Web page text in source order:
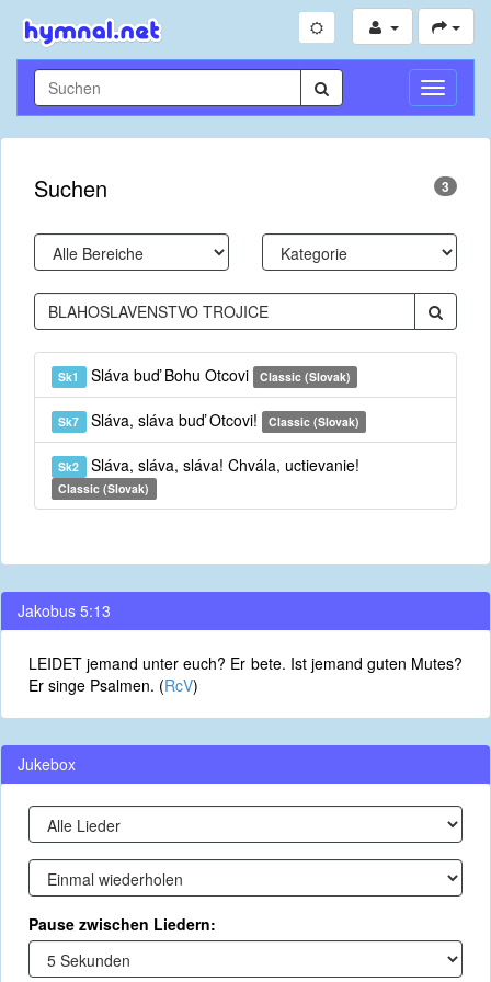
Suchen 3
Sk1 Sláva buď Bohu Otcovi Classic (Slovak)
Sk7 Sláva, sláva buď Otcovi! Classic (Slovak)
Sk2 Sláva, sláva, sláva! Chvála, uctievanie!
Classic (Slovak)
Jakobus 5:13
LEIDET jemand unter euch? Er bete. Ist jemand guten Mutes?
Er singe Psalmen. (RcV)
Jukebox
Pause zwischen Liedern: